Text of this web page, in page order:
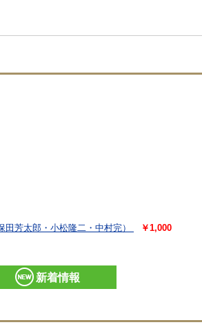
田芳太郎・小松隆二・中村完）
￥1,000
新着情報